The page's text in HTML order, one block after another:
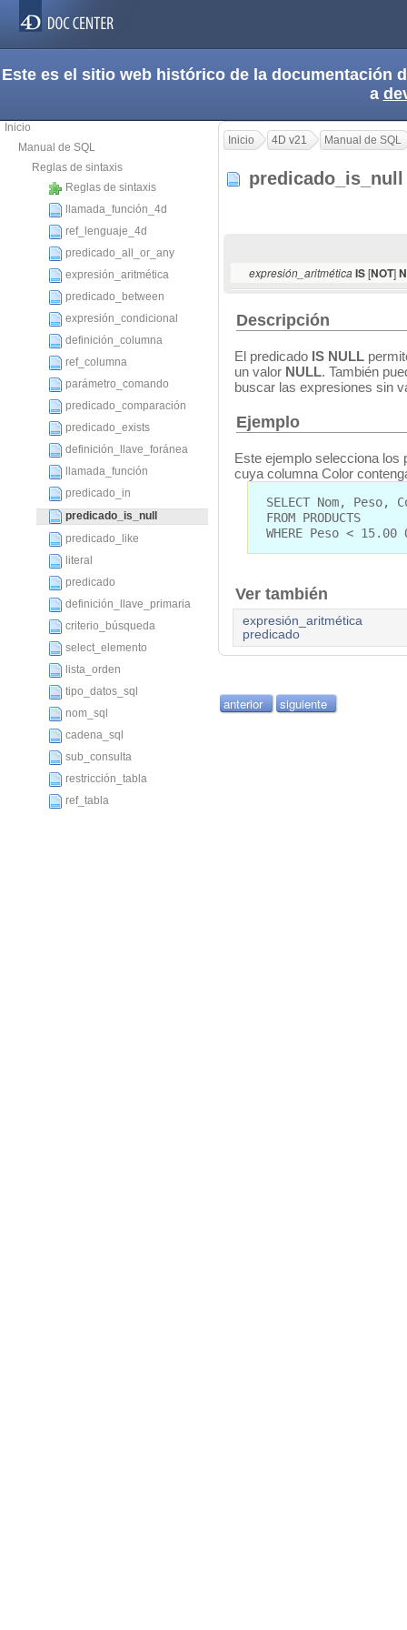
Este es el sitio web histórico de la documentación
a
Inicio
Manual de SQL
Reglas de sintaxis
Reglas de sintaxis
llamada_función_4d
ref_lenguaje_4d
predicado_all_or_any
expresión_aritmética
predicado_between
expresión_condicional
definición_columna
ref_columna
parámetro_comando
predicado_comparación
predicado_exists
definición_llave_foránea
llamada_función
predicado_in
predicado_is_null
predicado_like
literal
predicado
definición_llave_primaria
criterio_búsqueda
select_elemento
lista_orden
tipo_datos_sql
nom_sql
cadena_sql
sub_consulta
restricción_tabla
ref_tabla
Inicio 4D v21 Manual de SQL
expresión_aritmética IS[NOT]
Descripción
El predicado IS NULL
un valor NULL. También
buscar las expresiones sin
Ejemplo
Este ejemplo selecciona los
cuya columna Color
SELECT Nom, Peso,
FROM PRODUCTS
WHERE Peso <
Ver también
expresión_aritmética
predicado
anterior siguiente